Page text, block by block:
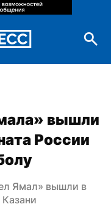
вышли
России
Ямал» вышли в